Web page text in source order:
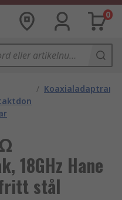
0
/ Koaxialadaptrar
18GHz Hane
stål